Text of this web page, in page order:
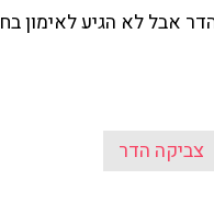
אבל לא הגיע לאימון
צביקה הדר